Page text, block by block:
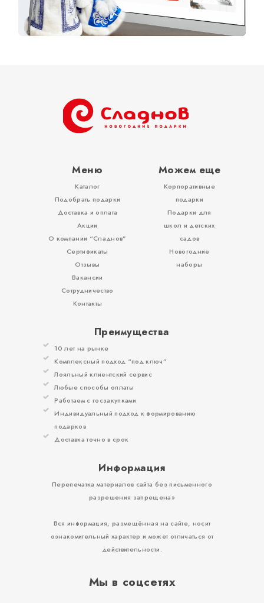
Мы в соцсетях
Меню
Каталог
Подобрать подарки
Доставка и оплата
Акции
О компании “Сладнов”
Сертификаты
Отзывы
Вакансии
Сотрудничество
Контакты
Можем еще
Корпоративные
подарки
Подарки для
школ и детских
садов
Новогодние
наборы
Преимущества
10 лет на рынке
Комплексный подход “под ключ”
Лояльный клиентский сервис
Любые способы оплаты
Работаем с госзакупками
Индивидуальный подход к формированию
подарков
Доставка точно в срок
Информация
Перепечатка материалов сайта без письменного
разрешения запрещена»
Вся информация, размещённая на сайте, носит
ознакомительный характер и может отличаться от
действительности.